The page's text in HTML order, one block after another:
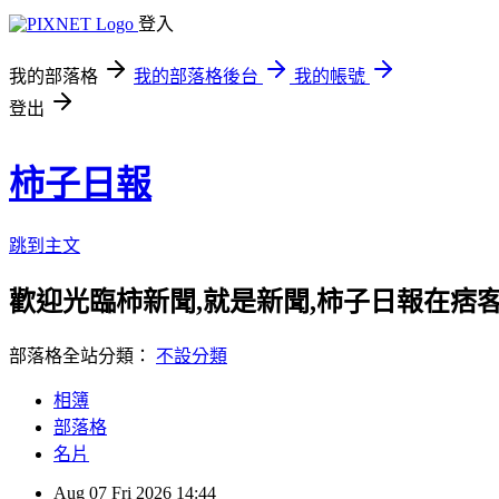
登入
我的部落格 我的部落格後台
我的帳號
登出
柿子日報
跳到主文
歡迎光臨柿新聞,就是新聞,柿子日報在痞
部落格全站分類： 不設分類
相簿
部落格
名片
Aug 07 Fri 2026 14:44